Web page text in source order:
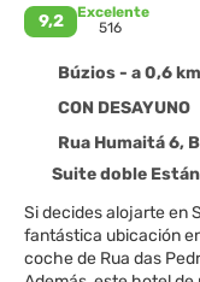
9,2
Excelente
516
Búzios - a 0,6
CON DESAYUNO
Rua Humaitá 6,
Suite doble
Si decides alojarte en
fantástica ubicación
coche de Rua das